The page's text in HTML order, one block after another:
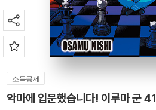
소득공제
악마에 입문했습니다! 이루마 군 41